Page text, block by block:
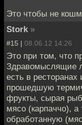
Это чтобы не
Stork »
#15 | 08.06.12 14:26
Это при том, что
Здравомыслящие
есть в
прошедшую
фрукты, сырая
мясо (карпаччо), а
обработанную